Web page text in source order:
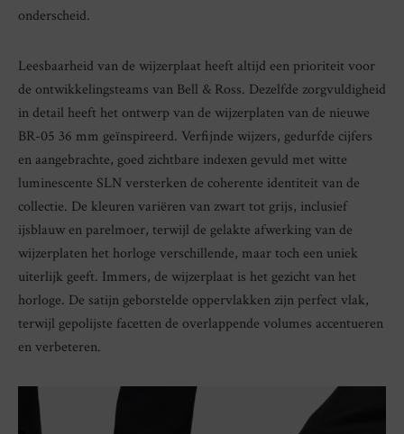
onderscheid.
Leesbaarheid van de wijzerplaat heeft altijd een prioriteit voor
de ontwikkelingsteams van Bell & Ross. Dezelfde zorgvuldigheid
in detail heeft het ontwerp van de wijzerplaten van de nieuwe
BR-05 36 mm geïnspireerd. Verfijnde wijzers, gedurfde cijfers
en aangebrachte, goed zichtbare indexen gevuld met witte
luminescente SLN versterken de coherente identiteit van de
collectie. De kleuren variëren van zwart tot grijs, inclusief
ijsblauw en parelmoer, terwijl de gelakte afwerking van de
wijzerplaten het horloge verschillende, maar toch een uniek
uiterlijk geeft. Immers, de wijzerplaat is het gezicht van het
horloge. De satijn geborstelde oppervlakken zijn perfect vlak,
terwijl gepolijste facetten de overlappende volumes accentueren
en verbeteren.